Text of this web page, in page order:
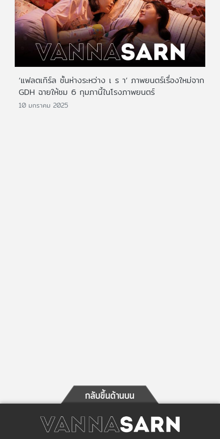
‘แฟลตเกิร์ล ชั้นห่างระหว่าง เ ร า’ ภาพยนตร์เรื่องใหม่จาก
GDH ฉายให้ชม 6 กุมภานี้ในโรงภาพยนตร์
10 มกราคม 2025